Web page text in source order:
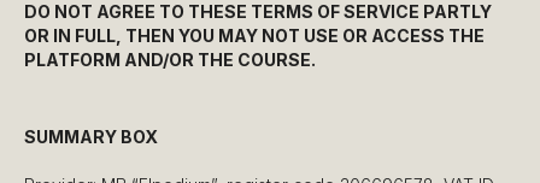
DO NOT AGREE TO THESE TERMS OF SERVICE PARTLY
OR IN FULL, THEN YOU MAY NOT USE OR ACCESS THE
PLATFORM AND/OR THE COURSE.
SUMMARY BOX